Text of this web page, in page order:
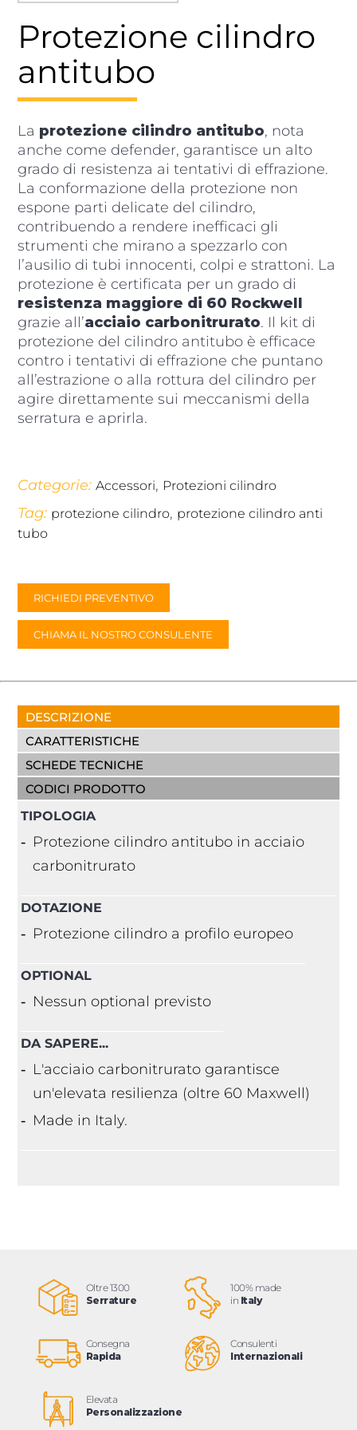
Protezione cilindro
antitubo
La protezione cilindro antitubo, nota
anche come defender, garantisce un alto
grado di resistenza ai tentativi di effrazione.
La conformazione della protezione non
espone parti delicate del cilindro,
contribuendo a rendere inefficaci gli
strumenti che mirano a spezzarlo con
l’ausilio di tubi innocenti, colpi e strattoni. La
protezione è certificata per un grado di
resistenza maggiore di 60 Rockwell
grazie all’acciaio carbonitrurato. Il kit di
protezione del cilindro antitubo è efficace
contro i tentativi di effrazione che puntano
all’estrazione o alla rottura del cilindro per
agire direttamente sui meccanismi della
serratura e aprirla.
Categorie:Accessori, Protezioni cilindro
Tag: protezione cilindro, protezione cilindro anti
tubo
RICHIEDI PREVENTIVO
CHIAMA IL NOSTRO CONSULENTE
DESCRIZIONE
CARATTERISTICHE
SCHEDE TECNICHE
CODICI PRODOTTO
TIPOLOGIA
Protezione cilindro antitubo in acciaio
carbonitrurato
DOTAZIONE
Protezione cilindro a profilo europeo
OPTIONAL
Nessun optional previsto
DA SAPERE...
L'acciaio carbonitrurato garantisce
un'elevata resilienza (oltre 60 Maxwell)
Made in Italy.
Oltre 1300
Serrature
100% made
in Italy
Consegna
Rapida
Consulenti
Internazionali
Elevata
Personalizzazione